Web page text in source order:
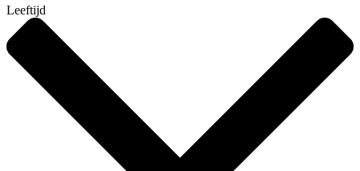
Leeftijd